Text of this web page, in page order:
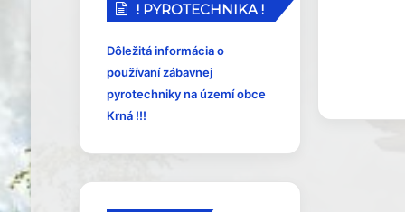
y
! PYROTECHNIKA !
Dôležitá informácia o
používaní zábavnej
pyrotechniky na území obce
Krná !!!